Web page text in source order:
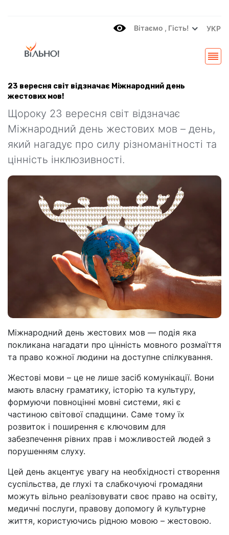
Вітаємo , Гість! УКР
23 вересня світ відзначає Міжнародний день
жестових мов!
Щороку 23 вересня світ відзначає
Міжнародний день жестових мов – день,
який нагадує про силу різноманітності та
цінність інклюзивності.
Міжнародний день жестових мов — подія яка
покликана нагадати про цінність мовного розмаїття
та право кожної людини на доступне спілкування.
Жестові мови – це не лише засіб комунікації. Вони
мають власну граматику, історію та культуру,
формуючи повноцінні мовні системи, які є
частиною світової спадщини. Саме тому їх
розвиток і поширення є ключовим для
забезпечення рівних прав і можливостей людей з
порушенням слуху.
Цей день акцентує увагу на необхідності створення
суспільства, де глухі та слабкочуючі громадяни
можуть вільно реалізовувати своє право на освіту,
медичні послуги, правову допомогу й культурне
життя, користуючись рідною мовою – жестовою.